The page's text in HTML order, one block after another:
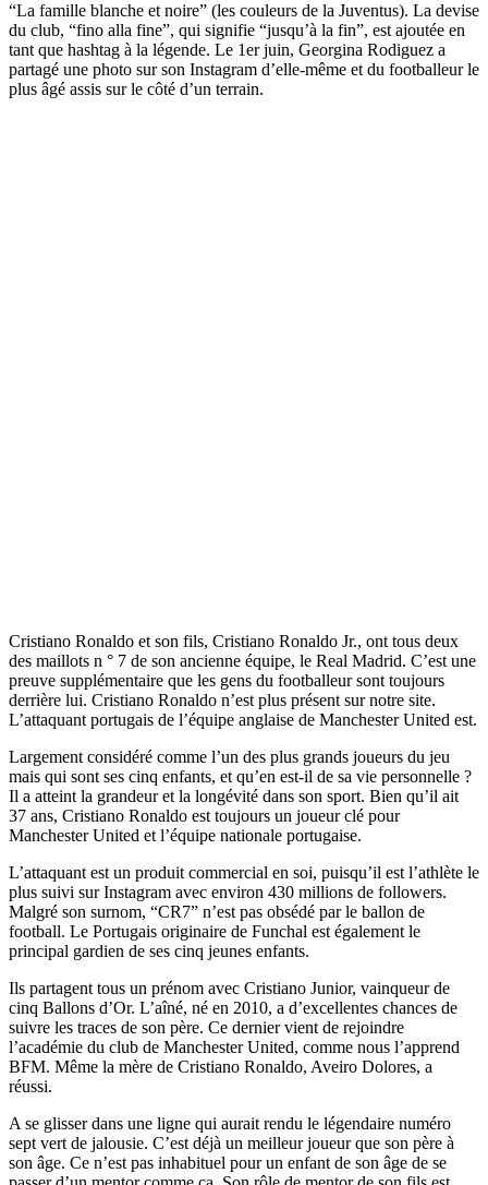
“La famille blanche et noire” (les couleurs de la Juventus). La devise
du club, “fino alla fine”, qui signifie “jusqu’à la fin”, est ajoutée en
tant que hashtag à la légende. Le 1er juin, Georgina Rodiguez a
partagé une photo sur son Instagram d’elle-même et du footballeur le
plus âgé assis sur le côté d’un terrain.
Cristiano Ronaldo et son fils, Cristiano Ronaldo Jr., ont tous deux
des maillots n ° 7 de son ancienne équipe, le Real Madrid. C’est une
preuve supplémentaire que les gens du footballeur sont toujours
derrière lui. Cristiano Ronaldo n’est plus présent sur notre site.
L’attaquant portugais de l’équipe anglaise de Manchester United est.
Largement considéré comme l’un des plus grands joueurs du jeu
mais qui sont ses cinq enfants, et qu’en est-il de sa vie personnelle ?
Il a atteint la grandeur et la longévité dans son sport. Bien qu’il ait
37 ans, Cristiano Ronaldo est toujours un joueur clé pour
Manchester United et l’équipe nationale portugaise.
L’attaquant est un produit commercial en soi, puisqu’il est l’athlète le
plus suivi sur Instagram avec environ 430 millions de followers.
Malgré son surnom, “CR7” n’est pas obsédé par le ballon de
football. Le Portugais originaire de Funchal est également le
principal gardien de ses cinq jeunes enfants.
Ils partagent tous un prénom avec Cristiano Junior, vainqueur de
cinq Ballons d’Or. L’aîné, né en 2010, a d’excellentes chances de
suivre les traces de son père. Ce dernier vient de rejoindre
l’académie du club de Manchester United, comme nous l’apprend
BFM. Même la mère de Cristiano Ronaldo, Aveiro Dolores, a
réussi.
A se glisser dans une ligne qui aurait rendu le légendaire numéro
sept vert de jalousie. C’est déjà un meilleur joueur que son père à
son âge. Ce n’est pas inhabituel pour un enfant de son âge de se